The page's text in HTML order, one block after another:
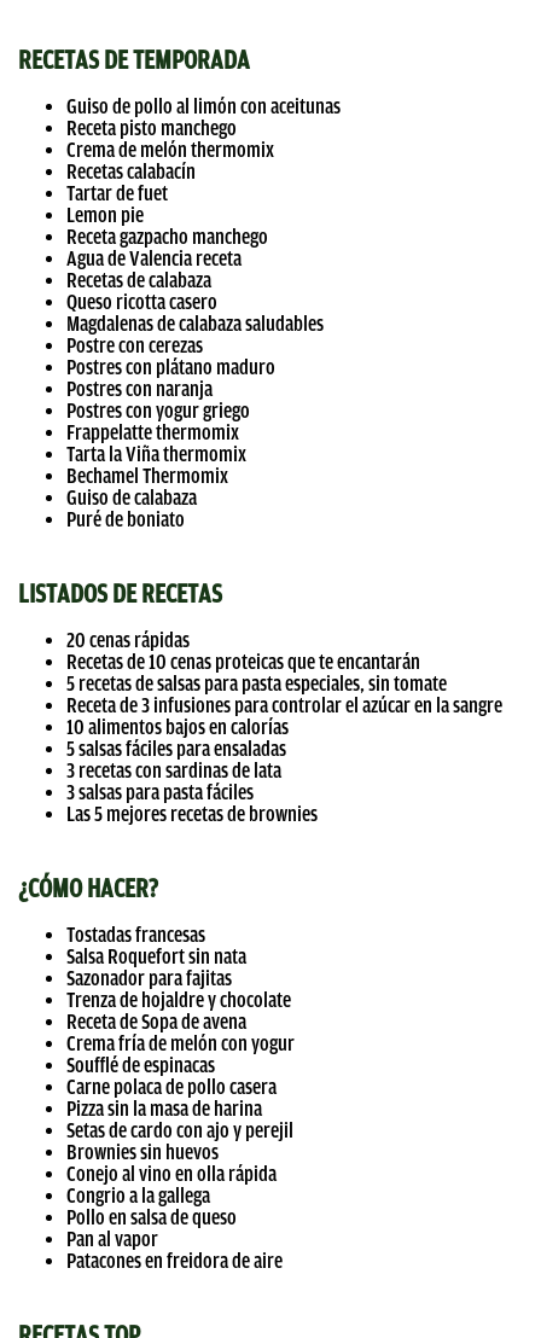
RECETAS DE TEMPORADA
Guiso de pollo al limón con aceitunas
Receta pisto manchego
Crema de melón thermomix
Recetas calabacín
Tartar de fuet
Lemon pie
Receta gazpacho manchego
Agua de Valencia receta
Recetas de calabaza
Queso ricotta casero
Magdalenas de calabaza saludables
Postre con cerezas
Postres con plátano maduro
Postres con naranja
Postres con yogur griego
Frappelatte thermomix
Tarta la Viña thermomix
Bechamel Thermomix
Guiso de calabaza
Puré de boniato
LISTADOS DE RECETAS
20 cenas rápidas
Recetas de 10 cenas proteicas que te encantarán
5 recetas de salsas para pasta especiales, sin tomate
Receta de 3 infusiones para controlar el azúcar en la sangre
10 alimentos bajos en calorías
5 salsas fáciles para ensaladas
3 recetas con sardinas de lata
3 salsas para pasta fáciles
Las 5 mejores recetas de brownies
¿CÓMO HACER?
Tostadas francesas
Salsa Roquefort sin nata
Sazonador para fajitas
Trenza de hojaldre y chocolate
Receta de Sopa de avena
Crema fría de melón con yogur
Soufflé de espinacas
Carne polaca de pollo casera
Pizza sin la masa de harina
Setas de cardo con ajo y perejil
Brownies sin huevos
Conejo al vino en olla rápida
Congrio a la gallega
Pollo en salsa de queso
Pan al vapor
Patacones en freidora de aire